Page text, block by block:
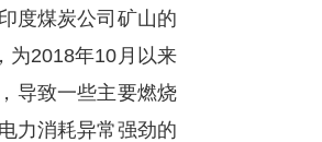
度煤炭公司矿山的
为2018年10月以来
导致一些主要燃烧
力消耗异常强劲的